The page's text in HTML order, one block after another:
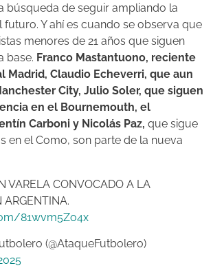
búsqueda de seguir ampliando la
futuro. Y ahí es cuando se observa que
menores de 21 años que siguen
base. Franco Mastantuono, reciente
Madrid, Claudio Echeverri, que aun
City, Julio Soler, que siguen
en el Bournemouth, el
Carboni y Nicolás Paz, que sigue
en el Como, son parte de la nueva
CONVOCADO A LA
ARGENTINA.
81wvm5Zo4x
(@AtaqueFutbolero)